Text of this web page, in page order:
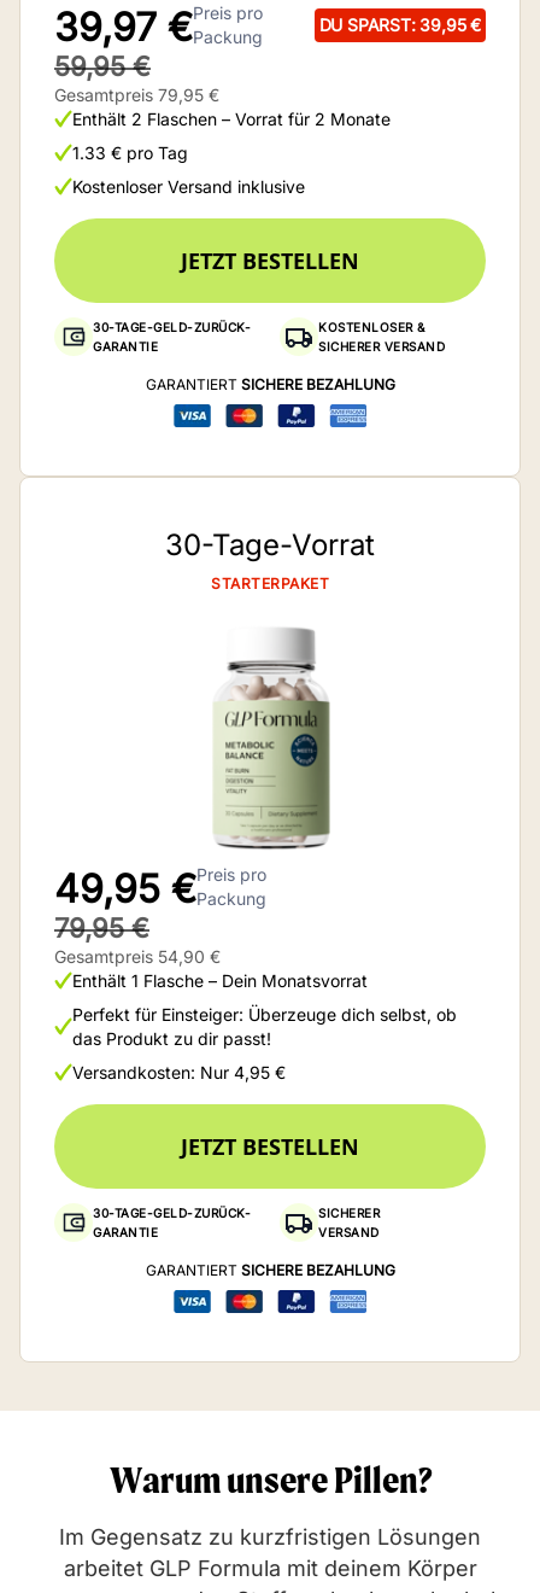
30-Tage-Vorrat
STARTERPAKET
49,95 €Preis pro
Packung
79,95 €
Gesamtpreis 54,90 €
Enthält 1 Flasche – Dein Monatsvorrat
Perfekt für Einsteiger: Überzeuge dich selbst, ob
das Produkt zu dir passt!
Versandkosten: Nur 4,95 €
JETZT BESTELLEN
30-TAGE-GELD-ZURÜCK-
GARANTIE
SICHERER
VERSAND
GARANTIERT SICHERE BEZAHLUNG
39,97 €Preis pro
Packung
DU SPARST: 39,95 €
59,95 €
Gesamtpreis 79,95 €
Enthält 2 Flaschen – Vorrat für 2 Monate
1.33 € pro Tag
Kostenloser Versand inklusive
JETZT BESTELLEN
30-TAGE-GELD-ZURÜCK-
GARANTIE
KOSTENLOSER &
SICHERER VERSAND
GARANTIERT SICHERE BEZAHLUNG
Warum unsere Pillen?
Im Gegensatz zu kurzfristigen Lösungen
arbeitet GLP Formula mit deinem Körper